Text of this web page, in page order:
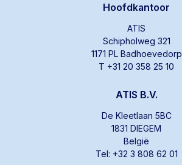
Hoofdkantoor
ATIS
Schipholweg 321
1171 PL Badhoevedorp
T +31 20 358 25 10
ATIS B.V.
De Kleetlaan 5BC
1831 DIEGEM
België
Tel: +32 3 808 62 01